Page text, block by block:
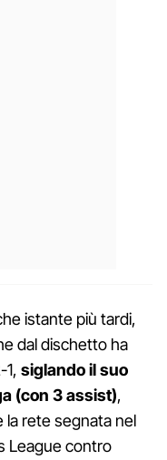
istante più tardi,
dal dischetto ha
siglando il suo
(con 3 assist),
la rete segnata nel
League contro